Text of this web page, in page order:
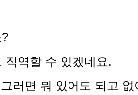
역할 수 있겠네요.
러면 뭐 있어도 되고 없